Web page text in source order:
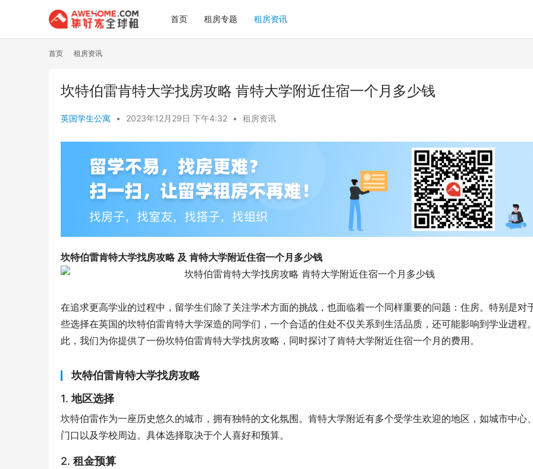
首页 租房专题 租房资讯
首页 租房资讯
坎特伯雷肯特大学找房攻略 肯特大学附近住宿一个月多少钱
英国学生公寓 • 2023年12月29日 下午4:32 • 租房资讯
坎特伯雷肯特大学找房攻略 及 肯特大学附近住宿一个月多少钱
在追求更高学业的过程中，留学生们除了关注学术方面的挑战，也面临着一个同样重要的问题：住房。特别是对
些选择在英国的坎特伯雷肯特大学深造的同学们，一个合适的住处不仅关系到生活品质，还可能影响到学业进程
此，我们为你提供了一份坎特伯雷肯特大学找房攻略，同时探讨了肯特大学附近住宿一个月的费用。
坎特伯雷肯特大学找房攻略
1.地区选择
坎特伯雷作为一座历史悠久的城市，拥有独特的文化氛围。肯特大学附近有多个受学生欢迎的地区，如城市中心
门口以及学校周边。具体选择取决于个人喜好和预算。
2. 租金预算